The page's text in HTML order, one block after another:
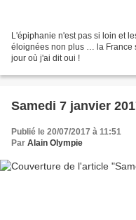
L'épiphanie n'est pas si loin et
éloignées non plus … la France
jour où j'ai dit oui !
Samedi 7 janvier
Publié le 20/07/2017 à 11:51
Par Alain Olympie